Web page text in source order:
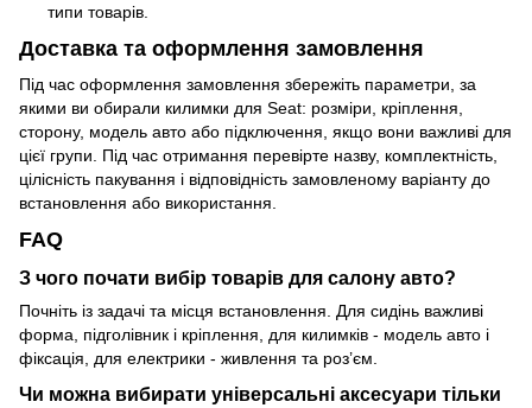
типи товарів.
Доставка та оформлення замовлення
Під час оформлення замовлення збережіть параметри, за
якими ви обирали килимки для Seat: розміри, кріплення,
сторону, модель авто або підключення, якщо вони важливі для
цієї групи. Під час отримання перевірте назву, комплектність,
цілісність пакування і відповідність замовленому варіанту до
встановлення або використання.
FAQ
З чого почати вибір товарів для салону авто?
Почніть із задачі та місця встановлення. Для сидінь важливі
форма, підголівник і кріплення, для килимків - модель авто і
фіксація, для електрики - живлення та роз’єм.
Чи можна вибирати універсальні аксесуари тільки